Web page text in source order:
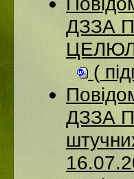
ДЗЗА
(
ДЗЗА